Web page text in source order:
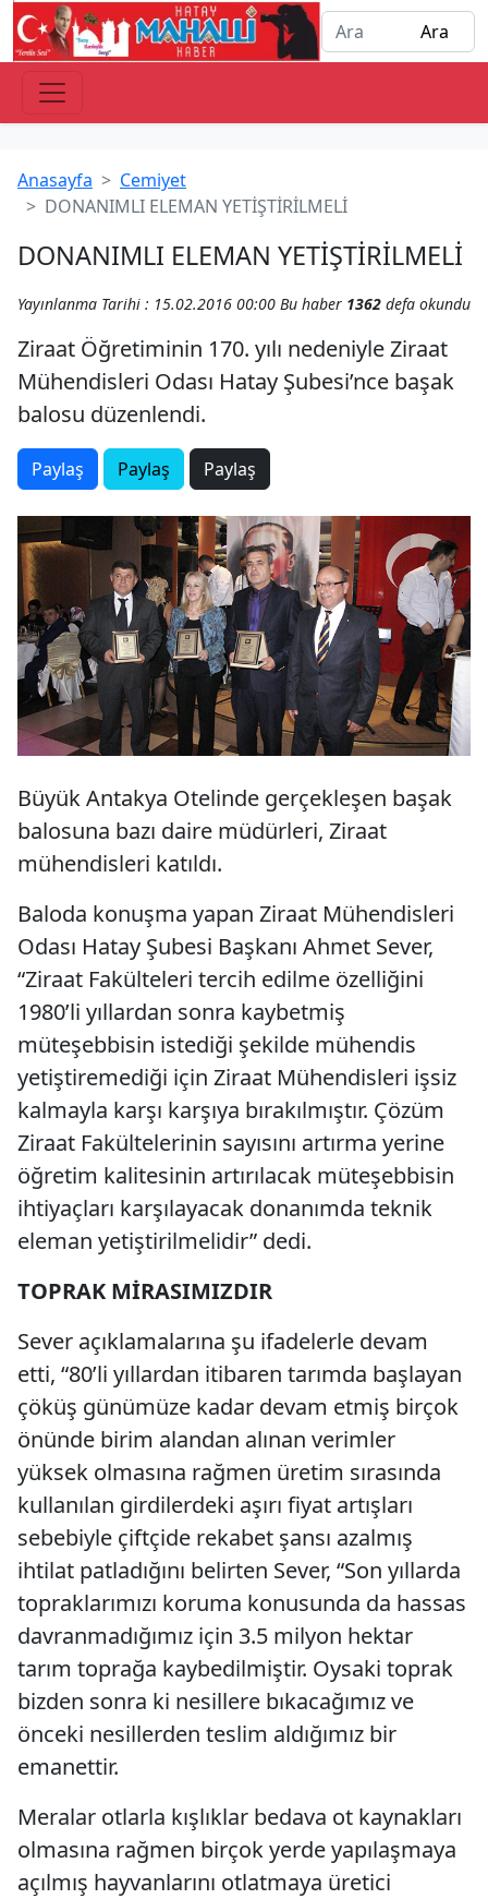
Anasayfa
Cemiyet
DONANIMLI ELEMAN YETİŞTİRİLMELİ
DONANIMLI ELEMAN YETİŞTİRİLMELİ
Yayınlanma Tarihi : 15.02.2016 00:00 Bu haber 1362 defa okundu
Ziraat Öğretiminin 170. yılı nedeniyle Ziraat
Mühendisleri Odası Hatay Şubesi’nce başak
balosu düzenlendi.
Paylaş Paylaş Paylaş
Büyük Antakya Otelinde gerçekleşen başak
balosuna bazı daire müdürleri, Ziraat
mühendisleri katıldı.
Baloda konuşma yapan Ziraat Mühendisleri
Odası Hatay Şubesi Başkanı Ahmet Sever,
“Ziraat Fakülteleri tercih edilme özelliğini
1980’li yıllardan sonra kaybetmiş
müteşebbisin istediği şekilde mühendis
yetiştiremediği için Ziraat Mühendisleri işsiz
kalmayla karşı karşıya bırakılmıştır. Çözüm
Ziraat Fakültelerinin sayısını artırma yerine
öğretim kalitesinin artırılacak müteşebbisin
ihtiyaçları karşılayacak donanımda teknik
eleman yetiştirilmelidir” dedi.
TOPRAK MİRASIMIZDIR
Sever açıklamalarına şu ifadelerle devam
etti, “80’li yıllardan itibaren tarımda başlayan
çöküş günümüze kadar devam etmiş birçok
önünde birim alandan alınan verimler
yüksek olmasına rağmen üretim sırasında
kullanılan girdilerdeki aşırı fiyat artışları
sebebiyle çiftçide rekabet şansı azalmış
ihtilat patladığını belirten Sever, “Son yıllarda
topraklarımızı koruma konusunda da hassas
davranmadığımız için 3.5 milyon hektar
tarım toprağa kaybedilmiştir. Oysaki toprak
bizden sonra ki nesillere bıkacağımız ve
önceki nesillerden teslim aldığımız bir
emanettir.
Meralar otlarla kışlıklar bedava ot kaynakları
olmasına rağmen birçok yerde yapılaşmaya
açılmış hayvanlarını otlatmaya üretici